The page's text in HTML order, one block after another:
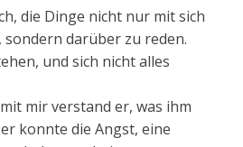
die Dinge nicht nur mit sich
sondern darüber zu reden.
und sich nicht alles
mir verstand er, was ihm
konnte die Angst, eine